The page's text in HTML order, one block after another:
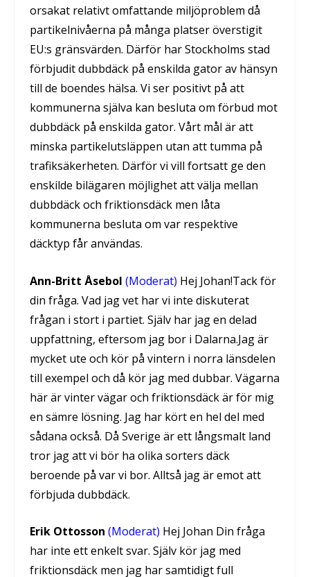
orsakat relativt omfattande miljöproblem då
partikelnivåerna på många platser överstigit
EU:s gränsvärden. Därför har Stockholms stad
förbjudit dubbdäck på enskilda gator av hänsyn
till de boendes hälsa. Vi ser positivt på att
kommunerna själva kan besluta om förbud mot
dubbdäck på enskilda gator. Vårt mål är att
minska partikelutsläppen utan att tumma på
trafiksäkerheten. Därför vi vill fortsatt ge den
enskilde bilägaren möjlighet att välja mellan
dubbdäck och friktionsdäck men låta
kommunerna besluta om var respektive
däcktyp får användas.
Ann-Britt Åsebol (Moderat) Hej Johan!Tack för
din fråga. Vad jag vet har vi inte diskuterat
frågan i stort i partiet. Själv har jag en delad
uppfattning, eftersom jag bor i Dalarna.Jag är
mycket ute och kör på vintern i norra länsdelen
till exempel och då kör jag med dubbar. Vägarna
här är vinter vägar och friktionsdäck är för mig
en sämre lösning. Jag har kört en hel del med
sådana också. Då Sverige är ett långsmalt land
tror jag att vi bör ha olika sorters däck
beroende på var vi bor. Alltså jag är emot att
förbjuda dubbdäck.
Erik Ottosson (Moderat) Hej Johan Din fråga
har inte ett enkelt svar. Själv kör jag med
friktionsdäck men jag har samtidigt full